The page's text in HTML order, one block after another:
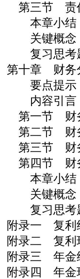
第三节 责
本章小结
关键概念
复习思考
第十章 财务
要点提示
内容引言
第一节 财
第二节 财
第三节 财
第四节 财
本章小结
关键概念
复习思考
附录一 复利
附录二 复利
附录三 年金
附录四 年金